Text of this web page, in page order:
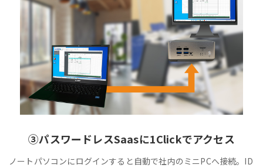
③パスワードレスSaasに1Clickでアクセス
ノートパソコンにログインすると自動で社内のミニPCへ接続。ID